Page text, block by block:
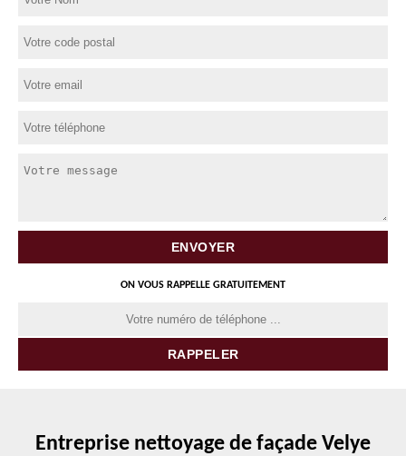
ON VOUS RAPPELLE GRATUITEMENT
Entreprise nettoyage de façade Velye